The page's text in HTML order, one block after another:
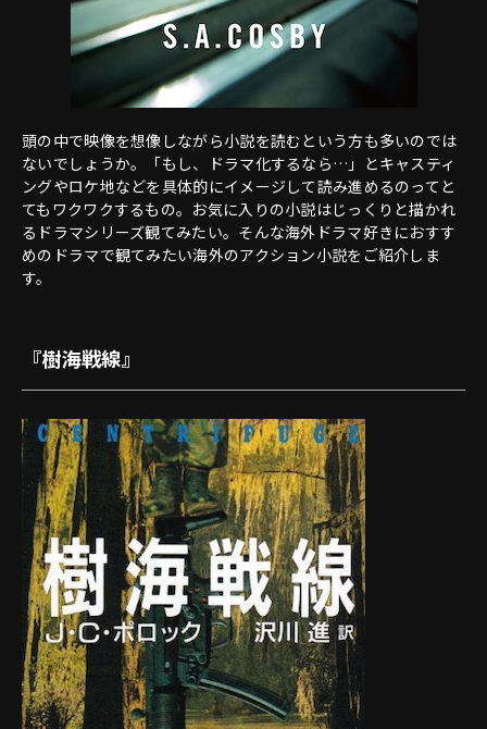
頭の中で映像を想像しながら小説を読むという方も多いのでは
ないでしょうか。「もし、ドラマ化するなら…」とキャスティ
ングやロケ地などを具体的にイメージして読み進めるのってと
てもワクワクするもの。お気に入りの小説はじっくりと描かれ
るドラマシリーズ観てみたい。そんな海外ドラマ好きにおすす
めのドラマで観てみたい海外のアクション小説をご紹介しま
す。
『樹海戦線』